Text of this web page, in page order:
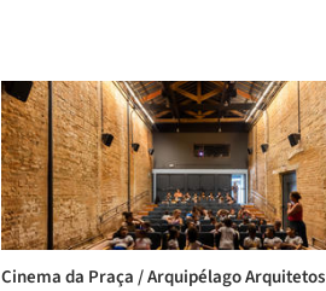
Cinema da Praça / Arquipélago Arquitetos